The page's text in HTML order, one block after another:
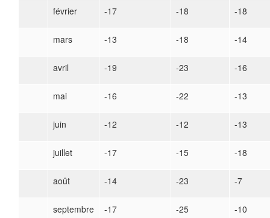
février -17 -18 -18
mars -13 -18 -14
avril -19 -23 -16
mai -16 -22 -13
juin -12 -12 -13
juillet -17 -15 -18
août -14 -23 -7
septembre -17 -25 -10